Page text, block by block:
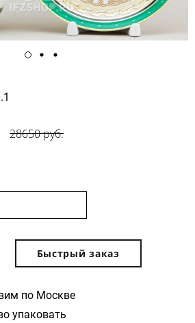
28650 руб.
Быстрый заказ
по Москве
упаковать